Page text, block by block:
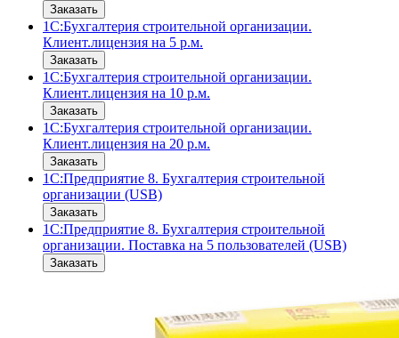
Заказать
1С:Бухгалтерия строительной организации.
Клиент.лицензия на 5 р.м.
Заказать
1С:Бухгалтерия строительной организации.
Клиент.лицензия на 10 р.м.
Заказать
1С:Бухгалтерия строительной организации.
Клиент.лицензия на 20 р.м.
Заказать
1С:Предприятие 8. Бухгалтерия строительной
организации (USB)
Заказать
1С:Предприятие 8. Бухгалтерия строительной
организации. Поставка на 5 пользователей (USB)
Заказать